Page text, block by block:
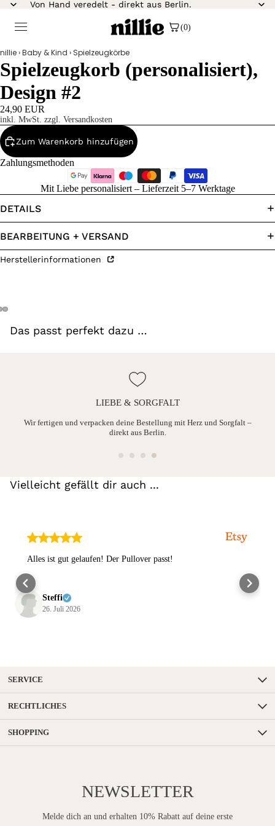
Von Hand veredelt - direkt aus Berlin.
(0)
nillie›Baby & Kind › Spielzeugkörbe
Spielzeugkorb (personalisiert),
Design #2
24,90 EUR
inkl. MwSt. zzgl. Versandkosten
Zum Warenkorb hinzufügen
Zahlungsmethoden
Mit Liebe personalisiert – Lieferzeit 5–7 Werktage
DETAILS
BEARBEITUNG + VERSAND
Herstellerinformationen
Das passt perfekt dazu …
LIEBE & SORGFALT
Wir fertigen und verpacken deine Bestellung mit Herz und Sorgfalt –
direkt aus Berlin.
Vielleicht gefällt dir auch ...
Alles ist gut gelaufen! Der Pullover passt!
Steffi
26. Juli 2026
SERVICE
RECHTLICHES
SHOPPING
NEWSLETTER
Melde dich an und erhalten 10% Rabatt auf deine erste